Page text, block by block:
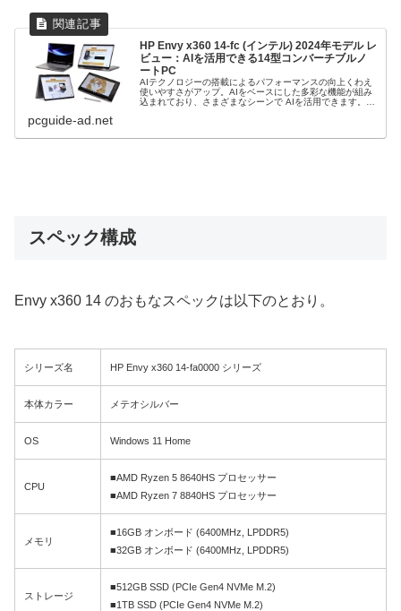
HP Envy x360 14-fc (インテル) 2024年モデル レ
ビュー：AIを活用できる14型コンバーチブルノ
ートPC
AIテクノロジーの搭載によるパフォーマンスの向上くわえ
使いやすさがアップ。AIをベースにした多彩な機能が組み
込まれており、さまざまなシーンで AIを活用できます。
pcguide-ad.net
スペック構成
Envy x360 14 のおもなスペックは以下のとおり。
シリーズ名 HP Envy x360 14-fa0000 シリーズ
本体カラー メテオシルバー
OS Windows 11 Home
CPU
■AMD Ryzen 5 8640HS プロセッサー
■AMD Ryzen 7 8840HS プロセッサー
メモリ
■16GB オンボード (6400MHz, LPDDR5)
■32GB オンボード (6400MHz, LPDDR5)
ストレージ
■512GB SSD (PCIe Gen4 NVMe M.2)
■1TB SSD (PCIe Gen4 NVMe M.2)